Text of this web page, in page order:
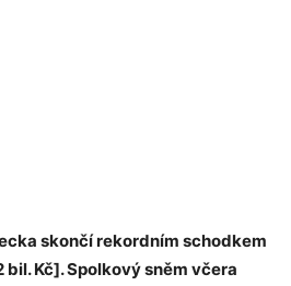
skončí rekordním schodkem
Kč]. Spolkový sněm včera